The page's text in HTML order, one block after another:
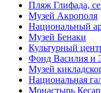
Пляж Глифада,
Музей Акрополя
Национальный
Музей Бенаки
Культурный
Фонд Василия и
Музей
Национальная
Монастырь